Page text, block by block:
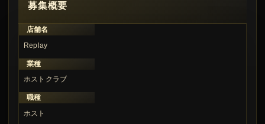
募集概要
店舗名
Replay
業種
ホストクラブ
職種
ホスト